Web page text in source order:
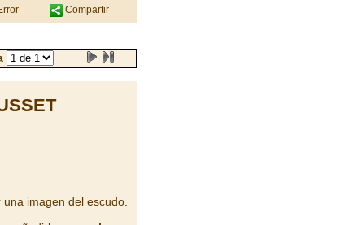
Compartir
imagen del escudo.